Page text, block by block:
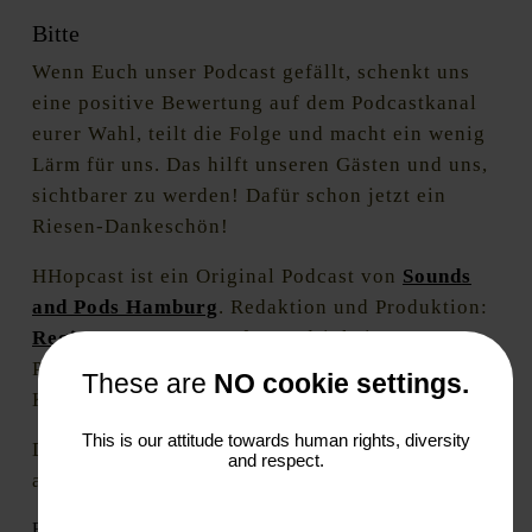
Bitte
Wenn Euch unser Podcast gefällt, schenkt uns
eine positive Bewertung auf dem Podcastkanal
eurer Wahl, teilt die Folge und macht ein wenig
Lärm für uns. Das hilft unseren Gästen und uns,
sichtbarer zu werden! Dafür schon jetzt ein
Riesen-Dankeschön!
HHopcast ist ein Original Podcast von Sounds
and Pods Hamburg. Redaktion und Produktion:
Regine Marxen& Stefan Endrigkeit.
Postproduktion: Stefan Endrigkeit
Kommunikation: Regine Marxen.
Die nächste HHopcast-Podcastfolge erscheint
am 29.12.2023.
Please share if you like
These are NO cookie settings.
This is our attitude towards human rights, diversity
and respect.